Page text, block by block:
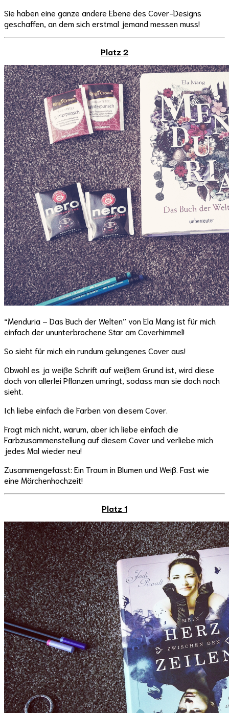
Sie haben eine ganze andere Ebene des Cover-Designs
geschaffen, an dem sich erstmal jemand messen muss!
Platz 2
“Menduria – Das Buch der Welten” von Ela Mang ist für mich
einfach der ununterbrochene Star am Coverhimmel!
So sieht für mich ein rundum gelungenes Cover aus!
Obwohl es ja weiße Schrift auf weißem Grund ist, wird diese
doch von allerlei Pflanzen umringt, sodass man sie doch noch
sieht.
Ich liebe einfach die Farben von diesem Cover.
Fragt mich nicht, warum, aber ich liebe einfach die
Farbzusammenstellung auf diesem Cover und verliebe mich
jedes Mal wieder neu!
Zusammengefasst: Ein Traum in Blumen und Weiß. Fast wie
eine Märchenhochzeit!
Platz 1